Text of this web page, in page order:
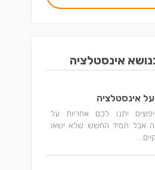
אינסטלציה
אינסטלציה
יתנו לכם אחריות על
אבל תמיד החשש שלא ישאו